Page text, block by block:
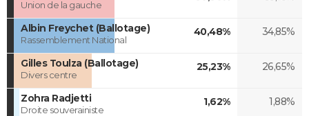
Union de la gauche
Albin Freychet (Ballotage)
Rassemblement National
40,48% 34,85%
Gilles Toulza (Ballotage)
Divers centre
25,23% 26,65%
Zohra Radjetti
Droite souverainiste
1,62% 1,88%